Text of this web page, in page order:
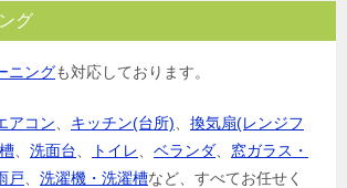
グ
ニングも対応しております。
アコン キッチン(台所)
換気扇(レンジフ
洗面台 トイレ ベランダ
窓ガラス・
戸
洗濯機・洗濯槽など、すべてお任せく